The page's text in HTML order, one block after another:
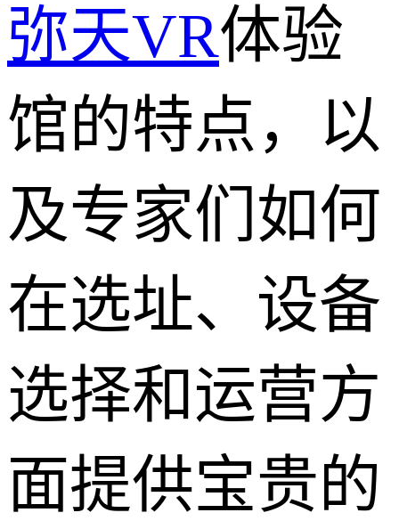
弥天VR体验
馆的特点，以
及专家们如何
在选址、设备
选择和运营方
面提供宝贵的